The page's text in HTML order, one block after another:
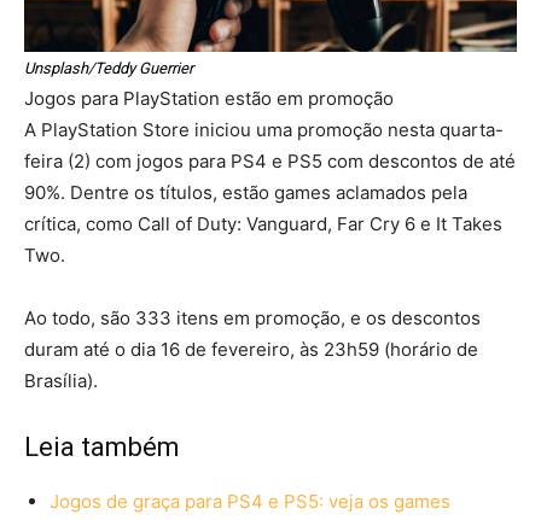
Unsplash/Teddy Guerrier
Jogos para PlayStation estão em promoção
A PlayStation Store iniciou uma promoção nesta quarta-
feira (2) com jogos para PS4 e PS5 com descontos de até
90%. Dentre os títulos, estão games aclamados pela
crítica, como Call of Duty: Vanguard, Far Cry 6 e It Takes
Two.
Ao todo, são 333 itens em promoção, e os descontos
duram até o dia 16 de fevereiro, às 23h59 (horário de
Brasília).
Leia também
Jogos de graça para PS4 e PS5: veja os games